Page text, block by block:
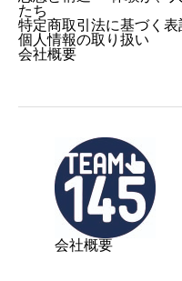
たち
特定商取引法に基づく表
個人情報の取り扱い
会社概要
会社概要